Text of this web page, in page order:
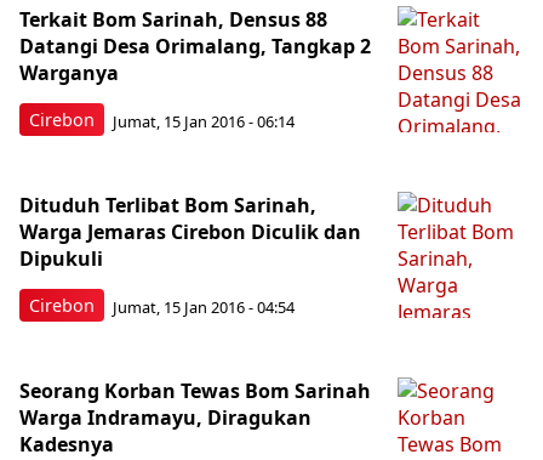
Cirebon
Terkait Bom Sarinah, Densus 88
Datangi Desa Orimalang, Tangkap 2
Warganya
Jumat, 15 Jan 2016 - 06:14
Cirebon
Dituduh Terlibat Bom Sarinah,
Warga Jemaras Cirebon Diculik dan
Dipukuli
Jumat, 15 Jan 2016 - 04:54
Seorang Korban Tewas Bom Sarinah
Warga Indramayu, Diragukan
Kadesnya